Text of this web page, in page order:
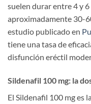
suelen durar entre 4 y
aproximadamente 30-
estudio publicado en
tiene una tasa de
disfunción eréctil
Sildenafil 100 mg: la
El Sildenafil 100 mg es